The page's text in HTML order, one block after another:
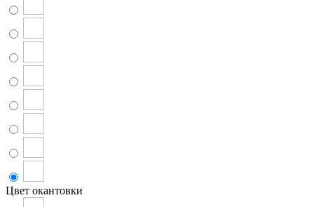
Цвет окантовки